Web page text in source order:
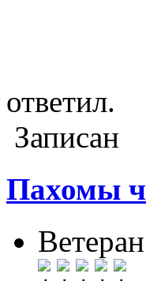
ответил.
Записан
Пахомы ч
Ветеран